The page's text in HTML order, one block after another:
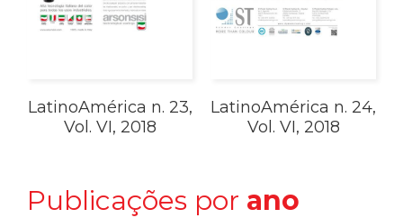
LatinoAmérica n. 23,
Vol. VI, 2018
LatinoAmérica n. 24,
Vol. VI, 2018
Publicações por ano